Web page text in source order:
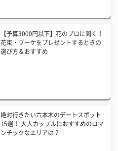
【予算3000円以下】花のプロに聞く！
花束・ブーケをプレゼントするときの
選び方＆おすすめ
絶対行きたい六本木のデートスポット
15選！ 大人カップルにおすすめのロマ
ンチックなエリアは？